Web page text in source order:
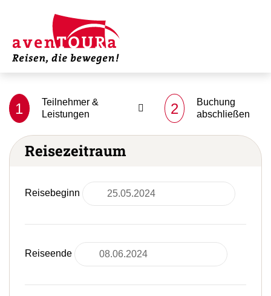
1
Teilnehmer &
Leistungen
2
Buchung
abschließen
Reisezeitraum
Reisebeginn
Reiseende